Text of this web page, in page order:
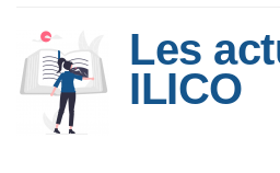
Les
ILICO